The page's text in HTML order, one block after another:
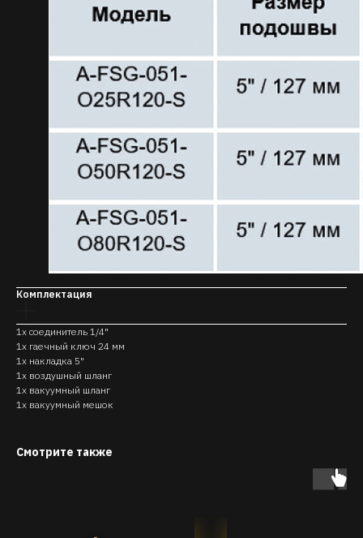
Комплектация
1x соединитель 1/4"
1x гаечный ключ 24 мм
1x накладка 5"
1x воздушный шланг
1x вакуумный шланг
1x вакуумный мешок
Смотрите также